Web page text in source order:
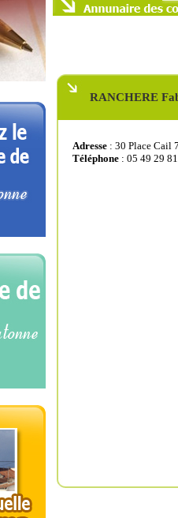
RANCHERE
Adresse : 30 Place Cail
Téléphone : 05 49 29